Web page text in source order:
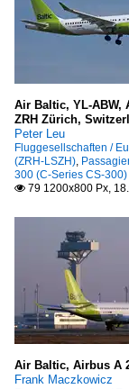
Air Baltic, YL-ABW,
ZRH Zürich,
Peter Leu
Fluggesellschaften /
(ZRH-LSZH)
300 (C-Series CS-300)
 79 1200x800 Px,
Air Baltic, Airbus A
Frank Maczkowicz